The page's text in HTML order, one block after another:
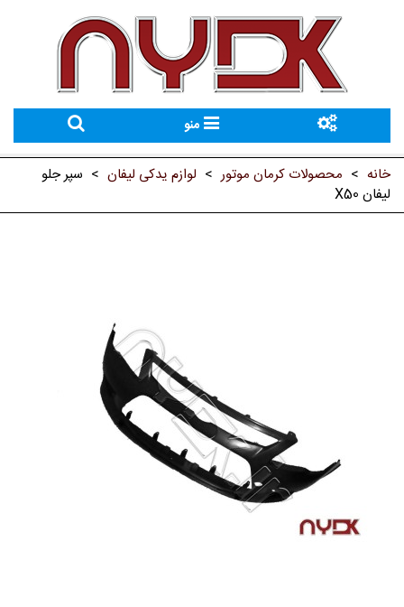
منو
خانه > محصولات کرمان موتور > لوازم یدکی لیفان > سپر جلو
لیفان X50